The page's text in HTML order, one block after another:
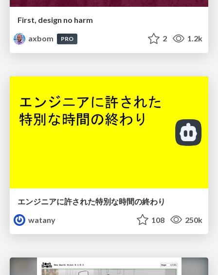
First, design no harm
axbom
PRO 2 1.2k
エンジニアに許された特別な時間の終わり
watany
108 250k